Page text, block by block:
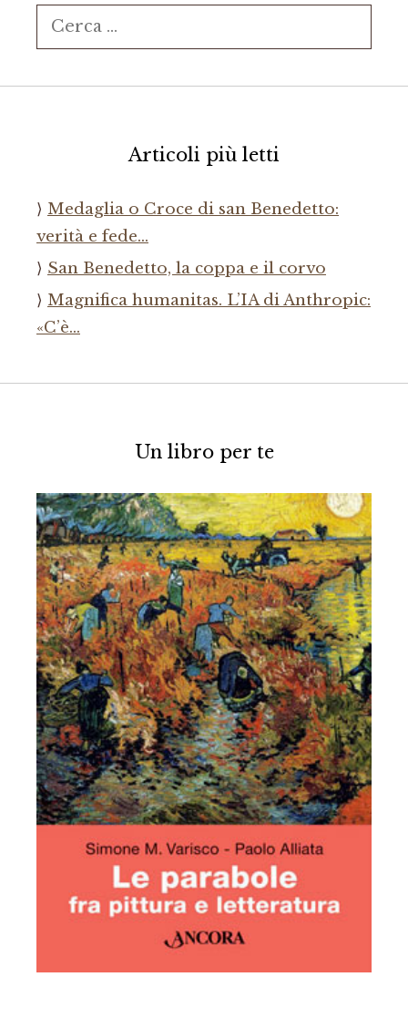
Ricerca
per:
Articoli più letti
Medaglia o Croce di san Benedetto:
verità e fede…
San Benedetto, la coppa e il corvo
Magnifica humanitas. L’IA di Anthropic:
«C’è…
Un libro per te